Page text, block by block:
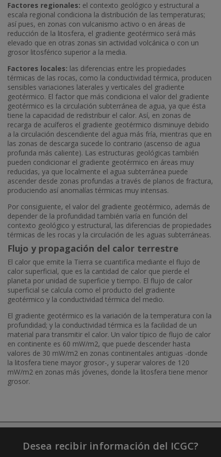
Factores regionales: el contexto geológico y estructural a
escala regional condiciona la distribución de las temperaturas;
así pues, en zonas con vulcanismo activo o en áreas de
reducción de la litosfera, el gradiente geotérmico será más
elevado que en otras zonas sin actividad volcánica o con un
grosor litosférico superior a la media.
Factores locales: las diferencias entre les propiedades
térmicas de las rocas, como la conductividad térmica, producen
sensibles variaciones laterales y verticales del gradiente
geotérmico. El factor que más condiciona el valor del gradiente
geotérmico es la circulación subterránea de agua, ya que ésta
tiene la capacidad de redistribuir el calor. Así, en zonas de
recarga de acuíferos el gradiente geotérmico disminuye debido
a la circulación descendiente del agua más fría, mientras que en
las zonas de descarga sucede lo contrario (ascenso de agua
profunda más caliente). Las estructuras geológicas también
pueden condicionar el gradiente geotérmico en áreas muy
reducidas, ya que localmente el agua subterránea puede
ascender desde zonas profundas a través de planos de fractura,
produciendo así anomalías térmicas muy intensas.
Por consiguiente, el valor del gradiente geotérmico, además de
depender de la profundidad también varía en función del
contexto geológico y estructural, las diferencias de propiedades
térmicas de les rocas y la circulación de les aguas subterráneas.
Flujo y propagación del calor terrestre
El calor que emite la Tierra se cuantifica mediante el flujo de
calor superficial, que es la cantidad de calor que pierde el
planeta por unidad de superficie y tiempo. El flujo de calor
superficial se calcula como el producto del gradiente
geotérmico y la conductividad térmica del medio.
El gradiente geotérmico es la variación de la temperatura con la
profundidad; y la conductividad térmica es la facilidad de un
material para transmitir el calor. Un valor típico de flujo de calor
en continente es 60 mW/m2, que puede descender hasta
valores de 30 mW/m2 en zonas continentales antiguas -donde
la litosfera tiene mayor grosor-, y superar valores de 120
mW/m2 en zonas más jóvenes, donde la litosfera tiene menor
grosor.
Desea recibir información del ICGC?